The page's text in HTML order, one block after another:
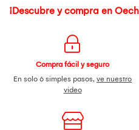
¡Descubre y compra en
Compra fácil y seguro
En solo 6 simples pasos, ve nuestro
video